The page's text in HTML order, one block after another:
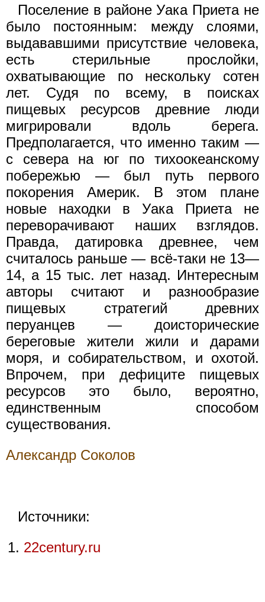
Поселение в районе Уака Приета не
было постоянным: между слоями,
выдававшими присутствие человека,
есть стерильные прослойки,
охватывающие по нескольку сотен
лет. Судя по всему, в поисках
пищевых ресурсов древние люди
мигрировали вдоль берега.
Предполагается, что именно таким —
с севера на юг по тихоокеанскому
побережью — был путь первого
покорения Америк. В этом плане
новые находки в Уака Приета не
переворачивают наших взглядов.
Правда, датировка древнее, чем
считалось раньше — всё-таки не 13—
14, а 15 тыс. лет назад. Интересным
авторы считают и разнообразие
пищевых стратегий древних
перуанцев — доисторические
береговые жители жили и дарами
моря, и собирательством, и охотой.
Впрочем, при дефиците пищевых
ресурсов это было, вероятно,
единственным способом
существования.
Александр Соколов
Источники:
22century.ru